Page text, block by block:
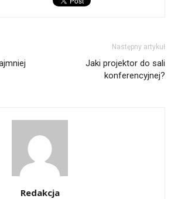
Następny artykuł
Jaki projektor do sali
konferencyjnej?
Redakcja